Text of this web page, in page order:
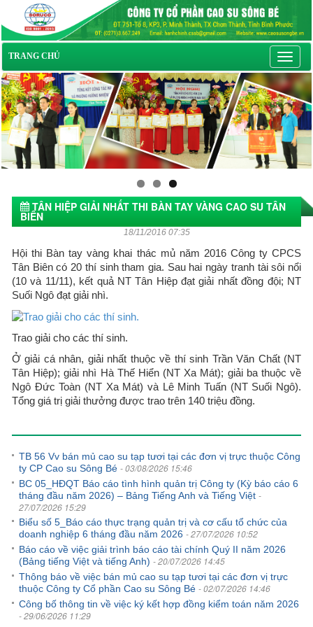
TRANG CHỦ
TÂN HIỆP GIẢI NHẤT THI BÀN TAY VÀNG CAO SU TÂN
BIÊN
18/11/2016 07:35
Hội thi Bàn tay vàng khai thác mủ năm 2016 Công ty CPCS
Tân Biên có 20 thí sinh tham gia. Sau hai ngày tranh tài sôi nổi
(10 và 11/11), kết quả NT Tân Hiệp đạt giải nhất đồng đội; NT
Suối Ngô đạt giải nhì.
Trao giải cho các thí sinh.
Ở giải cá nhân, giải nhất thuộc về thí sinh Trần Văn Chất (NT
Tân Hiệp); giải nhì Hà Thế Hiển (NT Xa Mát); giải ba thuộc về
Ngô Đức Toàn (NT Xa Mát) và Lê Minh Tuấn (NT Suối Ngô).
Tổng giá trị giải thưởng được trao trên 140 triệu đồng.
TB 56 Vv bán mủ cao su tạp tươi tại các đơn vị trực thuộc Công
ty CP Cao su Sông Bé - 03/08/2026 15:46
BC 05_HĐQT Báo cáo tình hình quản trị Công ty (Kỳ báo cáo 6
tháng đầu năm 2026) – Bảng Tiếng Anh và Tiếng Việt -
27/07/2026 15:29
Biểu số 5_Báo cáo thực trạng quản trị và cơ cấu tổ chức của
doanh nghiệp 6 tháng đầu năm 2026 - 27/07/2026 10:52
Báo cáo về việc giải trình báo cáo tài chính Quý II năm 2026
(Bảng tiếng Việt và tiếng Anh) - 20/07/2026 14:45
Thông báo về việc bán mủ cao su tạp tươi tại các đơn vị trực
thuộc Công ty Cổ phần Cao su Sông Bé - 02/07/2026 14:46
Công bố thông tin về việc ký kết hợp đồng kiểm toán năm 2026
- 29/06/2026 11:29